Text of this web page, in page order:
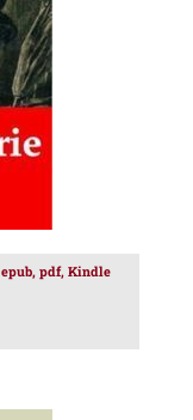
pdf, Kindle